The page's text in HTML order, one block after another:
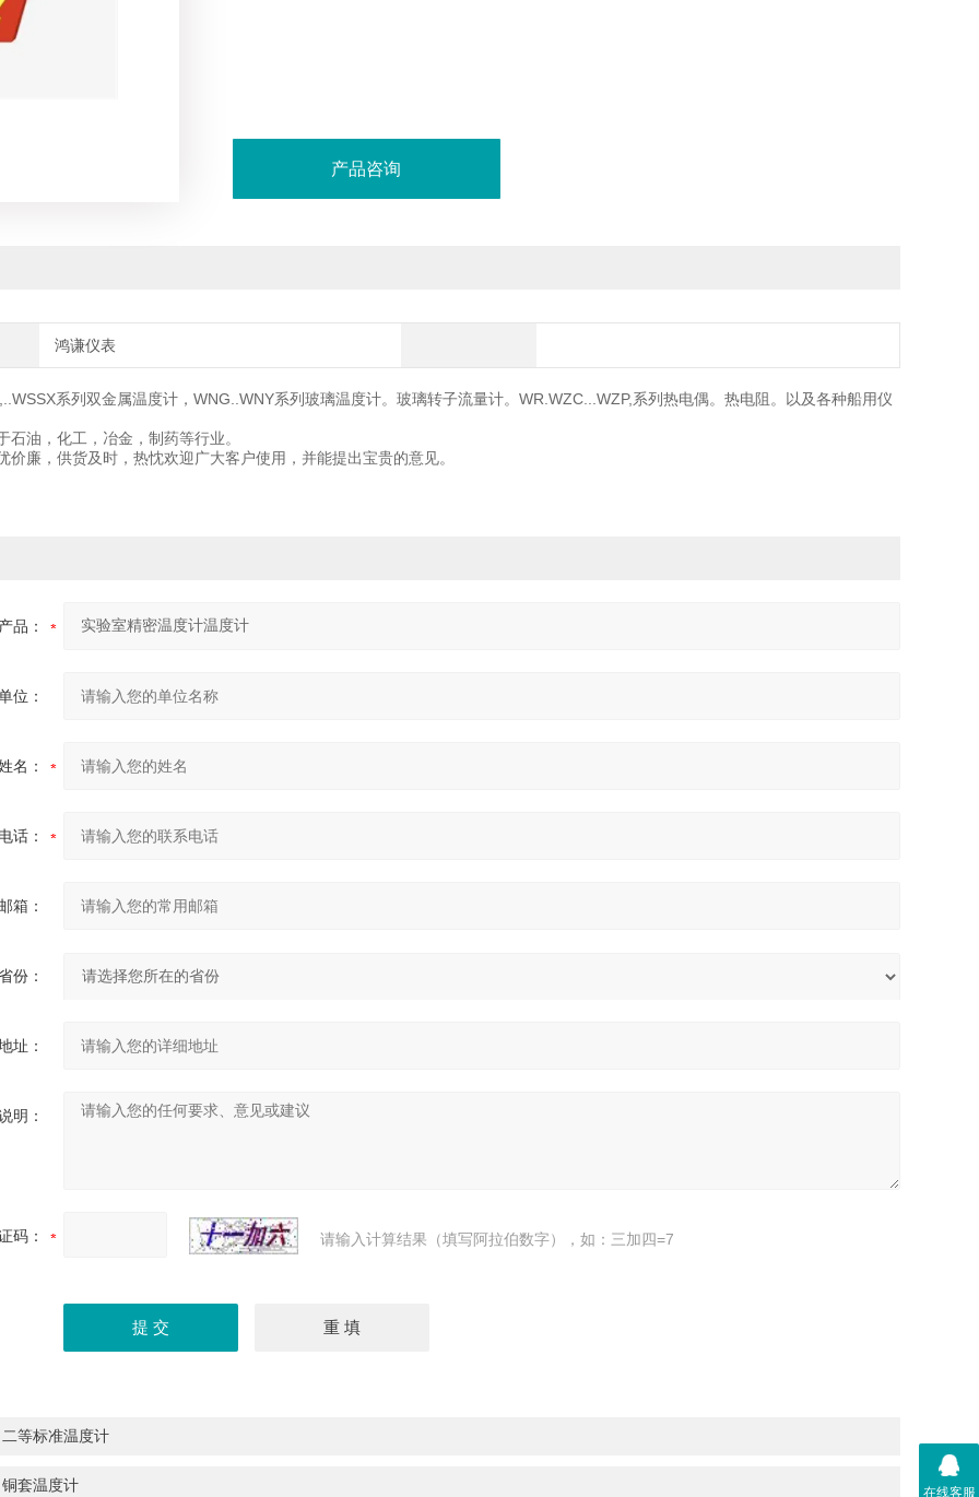
产品咨询
鸿谦仪表
系列双金属温度计，WNG..WNY系列玻璃温度计。玻璃转子流量计。WR.WZC...WZP,系列热电偶。热电阻。以及各种船用仪
石油，化工，冶金，制药等行业。
价廉，供货及时，热忱欢迎广大客户使用，并能提出宝贵的意见。
品：
位：
名：
话：
箱：
份：
址：
明：
码： 请输入计算结果（填写阿拉伯数字），如：三加四=7
等标准温度计
套温度计 在线客服